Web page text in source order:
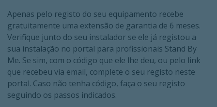
Apenas pelo registo do seu equipamento recebe
gratuitamente uma extensão de garantia de 6 meses.
Verifique junto do seu instalador se ele já registou a
sua instalação no portal para profissionais Stand By
Me. Se sim, com o código que ele lhe deu, ou pelo link
que recebeu via email, complete o seu registo neste
portal. Caso não tenha código, faça o seu registo
seguindo os passos indicados.